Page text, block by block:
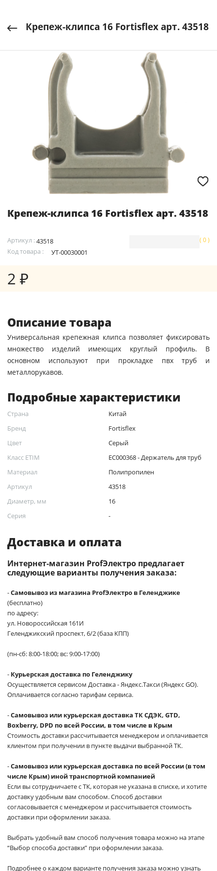
Крепеж-клипса 16 Fortisflex арт. 43518
Крепеж-клипса 16 Fortisflex арт. 43518
Артикул :43518
Код товара :
УТ-00030001
( 0 )
2 ₽
Описание товара
Универсальная крепежная клипса позволяет фиксировать
множество изделий имеющих круглый профиль. В
основном используют при прокладке пвх труб и
металлорукавов.
Подробные характеристики
Страна
Китай
Бренд
Fortisflex
Цвет
Серый
Класс ETIM
EC000368 - Держатель для труб
Материал
Полипропилен
Артикул
43518
Диаметр, мм
16
Серия
-
Доставка и оплата
Интернет-магазин ProfЭлектро предлагает
следующие варианты получения заказа:
-Самовывоз из магазина ProfЭлектро в Геленджике
(бесплатно)
по адресу:
ул. Новороссийская 161И
Геленджикский проспект, 6/2 (база КПП)
(пн-сб: 8:00-18:00; вс: 9:00-17:00)
- Курьерская доставка по Геленджику
Осуществляется сервисом Доставка - Яндекс.Такси (Яндекс GO).
Оплачивается согласно тарифам сервиса.
-Самовывоз или курьерская доставка ТК СДЭК, GTD,
Boxberry, DPD по всей России, в том числе в Крым
Стоимость доставки рассчитывается менеджером и оплачивается
клиентом при получении в пункте выдачи выбранной ТК.
-Самовывоз или курьерская доставка по всей России (в том
числе Крым) иной транспортной компанией
Если вы сотрудничаете с ТК, которая не указана в списке, и хотите
доставку удобным вам способом. Способ доставки
согласовывается с менеджером и рассчитывается стоимость
доставки при оформлении заказа.
Выбрать удобный вам способ получения товара можно на этапе
“Выбор способа доставки” при оформлении заказа.
Подробнее о каждом варианте получения заказа можно узнать